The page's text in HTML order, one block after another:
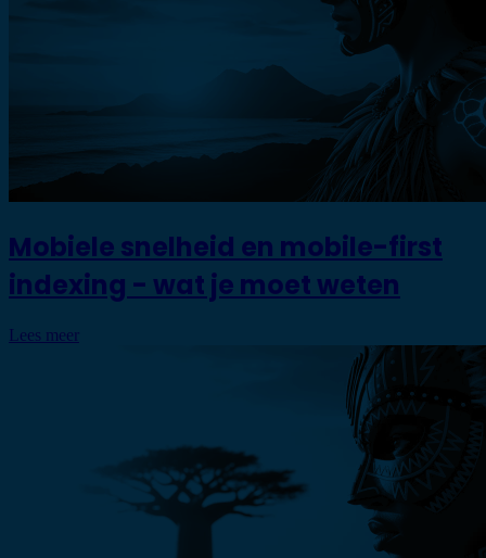
Mobiele snelheid en mobile-first
indexing - wat je moet weten
Lees meer